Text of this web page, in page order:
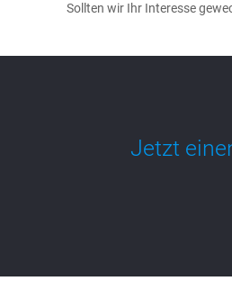
Sollten wir Ihr Interesse
Jetzt